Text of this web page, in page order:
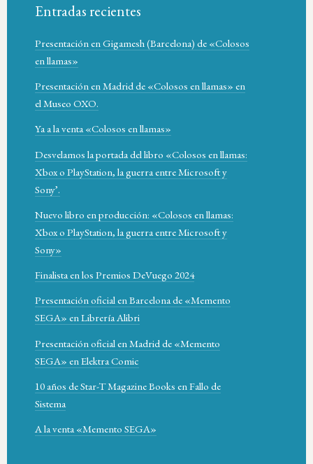
Entradas recientes
Presentación en Gigamesh (Barcelona) de «Colosos
en llamas»
Presentación en Madrid de «Colosos en llamas» en
el Museo OXO.
Ya a la venta «Colosos en llamas»
Desvelamos la portada del libro «Colosos en llamas:
Xbox o PlayStation, la guerra entre Microsoft y
Sony’.
Nuevo libro en producción: «Colosos en llamas:
Xbox o PlayStation, la guerra entre Microsoft y
Sony»
Finalista en los Premios DeVuego 2024
Presentación oficial en Barcelona de «Memento
SEGA» en Librería Alibri
Presentación oficial en Madrid de «Memento
SEGA» en Elektra Comic
10 años de Star-T Magazine Books en Fallo de
Sistema
A la venta «Memento SEGA»